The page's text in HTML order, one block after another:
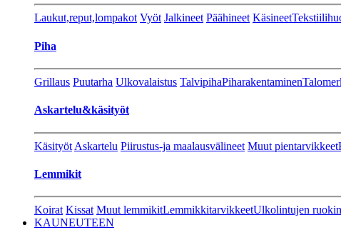
Laukut,reput,lompakot Vyöt Jalkineet Päähineet Käsineet
Piha
Grillaus Puutarha Ulkovalaistus TalvipihaPiharakentaminen
Askartelu&käsityöt
Käsityöt Askartelu Piirustus-ja maalausvälineet Muut pientarvikkeet
Lemmikit
Koirat Kissat Muut lemmikitLemmikkitarvikkeetUlkolintujen
KAUNEUTEEN